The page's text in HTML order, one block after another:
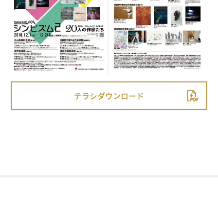
チラシダウンロード